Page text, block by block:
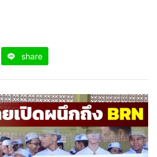
share